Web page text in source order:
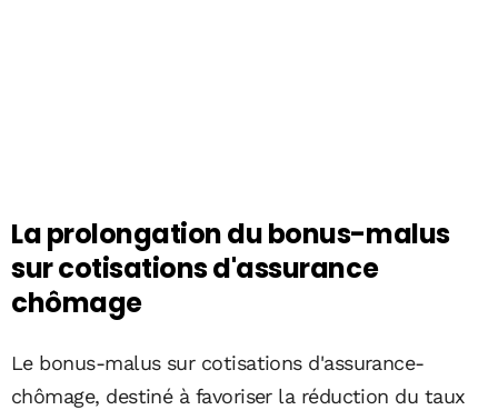
La prolongation du bonus-malus
sur cotisations d'assurance
chômage
Le bonus-malus sur cotisations d'assurance-
chômage, destiné à favoriser la réduction du taux